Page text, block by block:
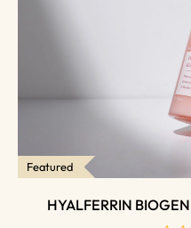
Featured
HYALFERRIN